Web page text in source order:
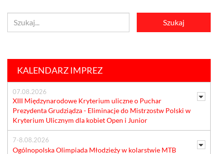
KALENDARZ IMPREZ
07.08.2026
XIII Międzynarodowe Kryterium uliczne o Puchar
Prezydenta Grudziądza - Eliminacje do Mistrzostw Polski w
Kryterium Ulicznym dla kobiet Open i Junior
7-8.08.2026
Ogólnopolska Olimpiada Młodzieży w kolarstwie MTB